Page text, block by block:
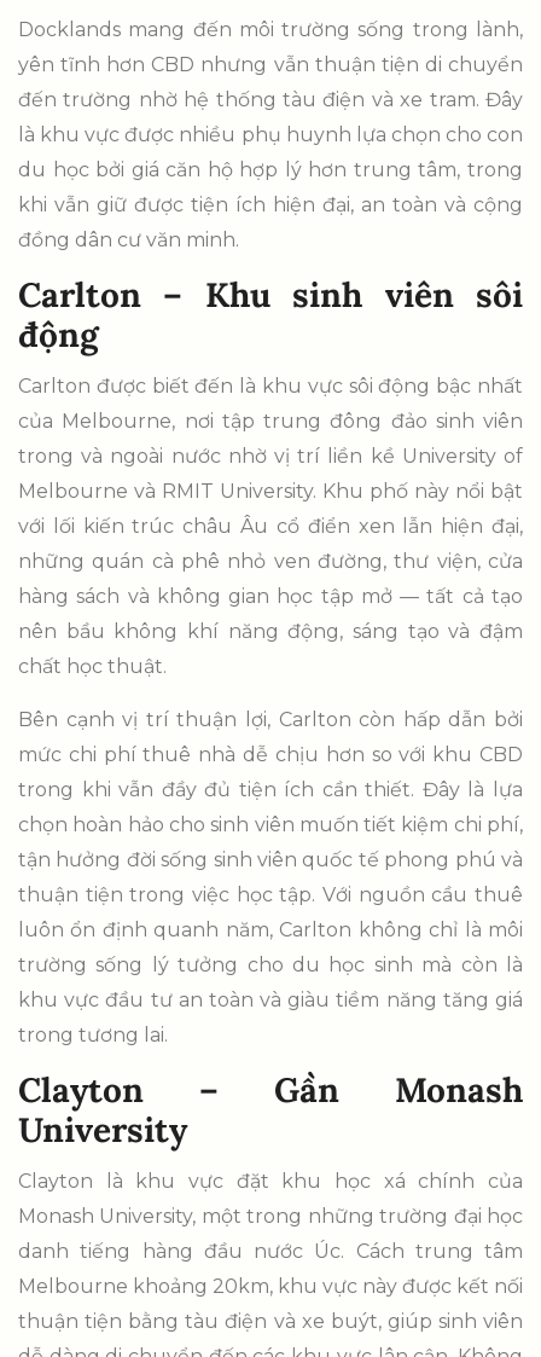
Docklands mang đến môi trường sống trong lành,
yên tĩnh hơn CBD nhưng vẫn thuận tiện di chuyển
đến trường nhờ hệ thống tàu điện và xe tram. Đây
là khu vực được nhiều phụ huynh lựa chọn cho con
du học bởi giá căn hộ hợp lý hơn trung tâm, trong
khi vẫn giữ được tiện ích hiện đại, an toàn và cộng
đồng dân cư văn minh.
Carlton – Khu sinh viên sôi
động
Carlton được biết đến là khu vực sôi động bậc nhất
của Melbourne, nơi tập trung đông đảo sinh viên
trong và ngoài nước nhờ vị trí liền kề University of
Melbourne và RMIT University. Khu phố này nổi bật
với lối kiến trúc châu Âu cổ điển xen lẫn hiện đại,
những quán cà phê nhỏ ven đường, thư viện, cửa
hàng sách và không gian học tập mở — tất cả tạo
nên bầu không khí năng động, sáng tạo và đậm
chất học thuật.
Bên cạnh vị trí thuận lợi, Carlton còn hấp dẫn bởi
mức chi phí thuê nhà dễ chịu hơn so với khu CBD
trong khi vẫn đầy đủ tiện ích cần thiết. Đây là lựa
chọn hoàn hảo cho sinh viên muốn tiết kiệm chi phí,
tận hưởng đời sống sinh viên quốc tế phong phú và
thuận tiện trong việc học tập. Với nguồn cầu thuê
luôn ổn định quanh năm, Carlton không chỉ là môi
trường sống lý tưởng cho du học sinh mà còn là
khu vực đầu tư an toàn và giàu tiềm năng tăng giá
trong tương lai.
Clayton – Gần Monash
University
Clayton là khu vực đặt khu học xá chính của
Monash University, một trong những trường đại học
danh tiếng hàng đầu nước Úc. Cách trung tâm
Melbourne khoảng 20km, khu vực này được kết nối
thuận tiện bằng tàu điện và xe buýt, giúp sinh viên